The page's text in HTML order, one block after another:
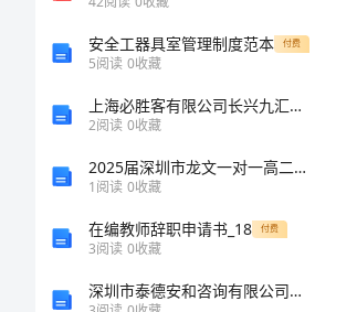
安全工器具室管理制度范本 付费
5阅读 0收藏
上海必胜客有限公司长兴九汇城店介绍企业发展分析报告
2阅读 0收藏
2025届深圳市龙文一对一高二生物学第一学期期末质量跟踪监视模拟试题含解析
1阅读 0收藏
在编教师辞职申请书_18 付费
3阅读 0收藏
深圳市泰德安和咨询有限公司介绍企业发展分析报告